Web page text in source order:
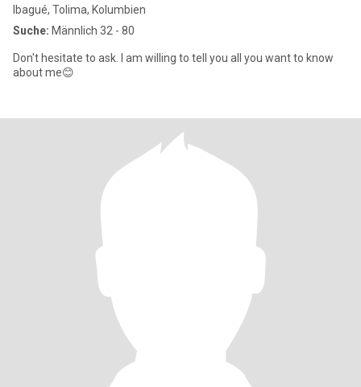
Ibagué, Tolima, Kolumbien
Suche: Männlich 32 - 80
Don't hesitate to ask. I am willing to tell you all you want to know
about me😊